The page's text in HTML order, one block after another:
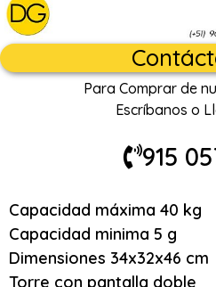
Para Comprar de
Escríbanos o
915
Capacidad máxima 40 kg
Capacidad minima 5 g
Dimensiones 34x32x46 cm
Torre con pantalla doble